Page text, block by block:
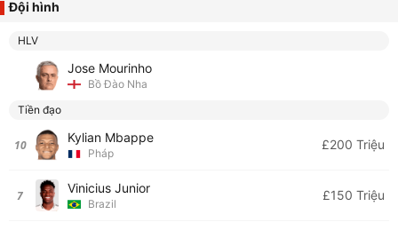
Đội hình
HLV
Jose Mourinho
Bồ Đào Nha
Tiền đạo
10 Kylian Mbappe
Pháp
£200 Triệu
7 Vinicius Junior
Brazil
£150 Triệu